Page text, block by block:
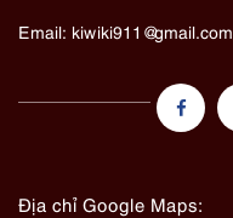
Email: kiwiki911@gmail.com
Địa chỉ Google Maps: